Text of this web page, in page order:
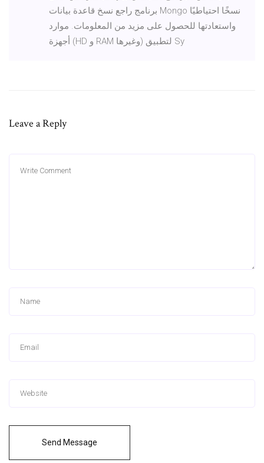
برنامج راجع نسخ قاعدة بيانات Mongo نسخًا احتياطيًا
واستعادتها للحصول على مزيد من المعلومات. موارد
أجهزة (HD و RAM وغيرها) لتطبيق Sy
Leave a Reply
Send Message